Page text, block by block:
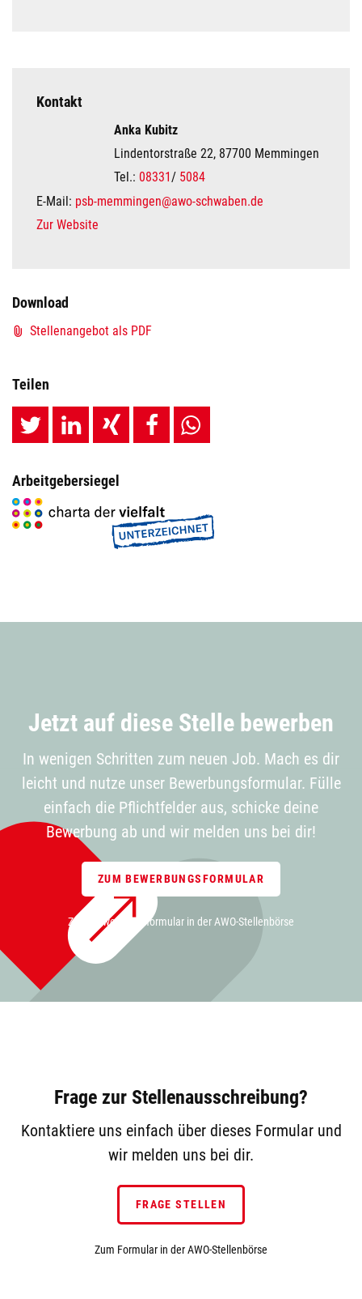
Kontakt
Anka Kubitz
Lindentorstraße 22, 87700 Memmingen
Tel.: 08331/ 5084
E-Mail: psb-memmingen@awo-schwaben.de
Zur Website
Download
Stellenangebot als PDF
Teilen
Arbeitgebersiegel
Jetzt auf diese Stelle bewerben
In wenigen Schritten zum neuen Job. Mach es dir
leicht und nutze unser Bewerbungsformular. Fülle
einfach die Pflichtfelder aus, schicke deine
Bewerbung ab und wir melden uns bei dir!
ZUM BEWERBUNGSFORMULAR
Zum Bewerbungsformular in der AWO-Stellenbörse
Frage zur Stellenausschreibung?
Kontaktiere uns einfach über dieses Formular und
wir melden uns bei dir.
FRAGE STELLEN
Zum Formular in der AWO-Stellenbörse